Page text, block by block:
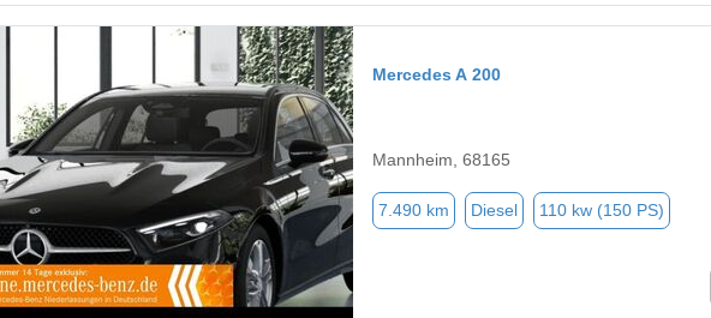
Mercedes A 200
Mannheim, 68165
7.490 km Diesel 110 kw (150 PS)